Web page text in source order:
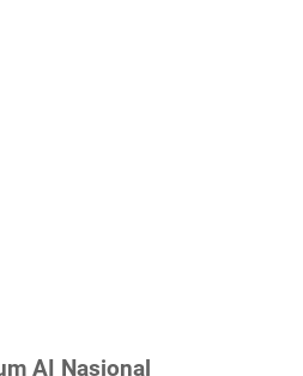
AI Nasional